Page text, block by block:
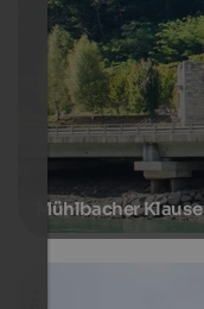
Mühlbacher Klause